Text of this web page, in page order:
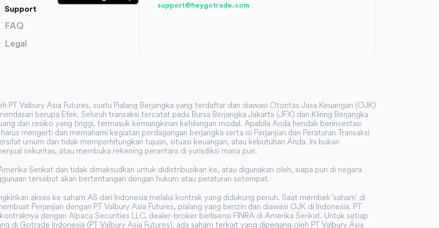
Support
FAQ
Legal
support@heygotrade.com
PT Valbury Asia Futures, suatu Pialang Berjangka yang terdaftar dan diawasi Otoritas Jasa Keuangan (OJK)
berupa Efek. Seluruh transaksi tercatat pada Bursa Berjangka Jakarta (JFX) dan Kliring Berjangka
dan resiko yang tinggi, termasuk kemungkinan kehilangan modal. Apabila Anda hendak berinvestasi
mengerti dan memahami kegiatan perdagangan berjangka serta isi Perjanjian dan Peraturan Transaksi
umum dan tidak memperhitungkan tujuan, situasi keuangan, atau kebutuhan Anda. Ini bukan
sekuritas, atau membuka rekening perantara di yurisdiksi mana pun.
Serikat dan tidak dimaksudkan untuk didistribusikan ke, atau digunakan oleh, siapa pun di negara
tersebut akan bertentangan dengan hukum atau peraturan setempat.
akses ke saham AS dari Indonesia melalui kontrak yang didukung penuh. Saat membeli 'saham' di
Perjanjian dengan PT Valbury Asia Futures, pialang yang berizin dan diawasi OJK di Indonesia. PT
dengan Alpaca Securities LLC, dealer-broker berlisensi FINRA di Amerika Serikat. Untuk setiap
di Gotrade Indonesia (PT Valbury Asia Futures), ada saham terkait yang dipegang oleh PT Valbury Asia